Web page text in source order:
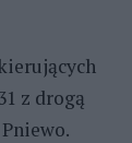
z drogą